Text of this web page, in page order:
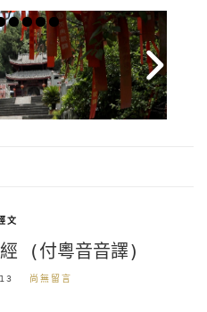
文
(付粵音音譯)
尚無留言